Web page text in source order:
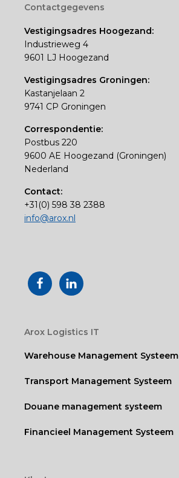
Footer
Contactgegevens
Vestigingsadres Hoogezand:
Industrieweg 4
9601 LJ Hoogezand
Vestigingsadres Groningen:
Kastanjelaan 2
9741 CP Groningen
Correspondentie:
Postbus 220
9600 AE Hoogezand (Groningen)
Nederland
Contact:
+31(0) 598 38 2388
info@arox.nl
Arox Logistics IT
Warehouse Management Systeem
Transport Management Systeem
Douane management systeem
Financieel Management Systeem